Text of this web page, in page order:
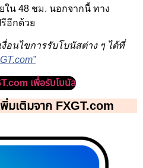
น 48 ชม. นอกจากนี้ ทาง
อีกด้วย
อนไขการรับโบนัสต่าง ๆ ได้ที่
เพื่อรับโบนัส
มเติมจาก FXGT.com